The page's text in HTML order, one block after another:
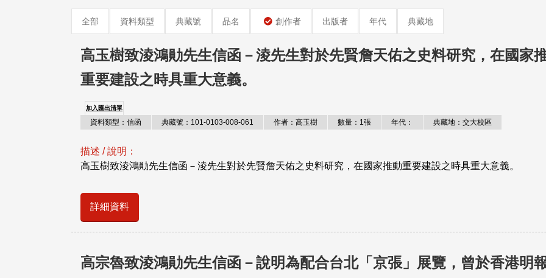
全部 資料類型 典藏號 品名 創作者 出版者 年代 典藏地
高玉樹致淩鴻勛先生信函－淩先生對於先賢詹天佑之史料研究，在國家
重要建設之時具重大意義。
加入匯出清單
資料類型：信函 典藏號：101-0103-008-061 作者：高玉樹 數量：1張 年代： 典藏地：交大校區
描述 / 說明：
高玉樹致淩鴻勛先生信函－淩先生對於先賢詹天佑之史料研究，在國家推動重要建設之時具重大意義。
詳細資料
高宗魯致淩鴻勛先生信函－說明為配合台北「京張」展覽，曾於香港明